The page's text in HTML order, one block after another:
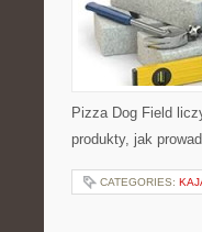
Pizza Dog Field
produkty, jak
CATEGORIES: